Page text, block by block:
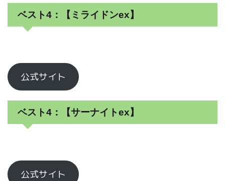
ベスト4：【ミライドンex】
公式サイト
ベスト4：【サーナイトex】
公式サイト